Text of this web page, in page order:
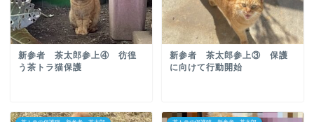
新参者 茶太郎参上④ 彷徨
う茶トラ猫保護
新参者 茶太郎参上③ 保護
に向けて行動開始